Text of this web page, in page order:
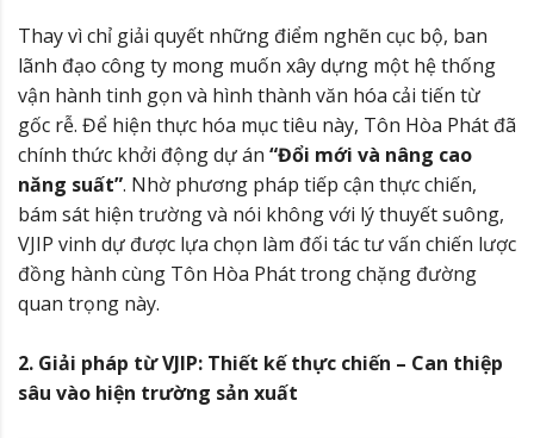
Thay vì chỉ giải quyết những điểm nghẽn cục bộ, ban
lãnh đạo công ty mong muốn xây dựng một hệ thống
vận hành tinh gọn và hình thành văn hóa cải tiến từ
gốc rễ. Để hiện thực hóa mục tiêu này, Tôn Hòa Phát đã
chính thức khởi động dự án “Đổi mới và nâng cao
năng suất”. Nhờ phương pháp tiếp cận thực chiến,
bám sát hiện trường và nói không với lý thuyết suông,
VJIP vinh dự được lựa chọn làm đối tác tư vấn chiến lược
đồng hành cùng Tôn Hòa Phát trong chặng đường
quan trọng này.
2. Giải pháp từ VJIP: Thiết kế thực chiến – Can thiệp
sâu vào hiện trường sản xuất